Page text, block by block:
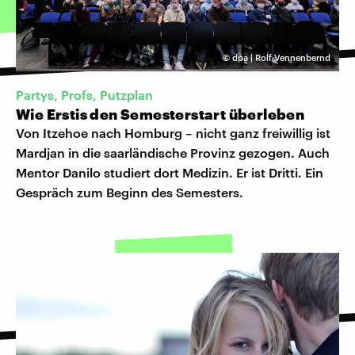
©dpa | Rolf Vennenbernd
Partys, Profs, Putzplan
Wie Erstis den Semesterstart überleben
Von Itzehoe nach Homburg – nicht ganz freiwillig ist
Mardjan in die saarländische Provinz gezogen. Auch
Mentor Danilo studiert dort Medizin. Er ist Dritti. Ein
Gespräch zum Beginn des Semesters.